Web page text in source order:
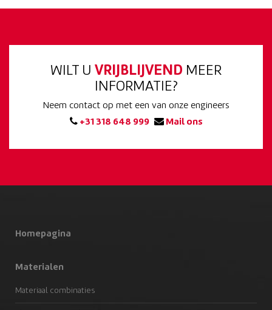
WILT U VRIJBLIJVEND MEER
INFORMATIE?
Neem contact op met een van onze engineers
+31 318 648 999
Mail ons
Homepagina
Materialen
Materiaal combinaties